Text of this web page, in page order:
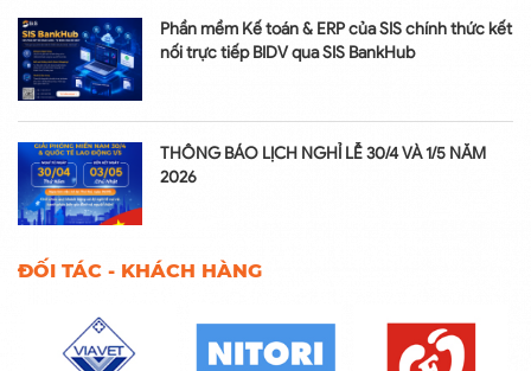
Phần mềm Kế toán & ERP của SIS chính thức kết
nối trực tiếp BIDV qua SIS BankHub
THÔNG BÁO LỊCH NGHỈ LỄ 30/4 VÀ 1/5 NĂM
2026
ĐỐI TÁC - KHÁCH HÀNG